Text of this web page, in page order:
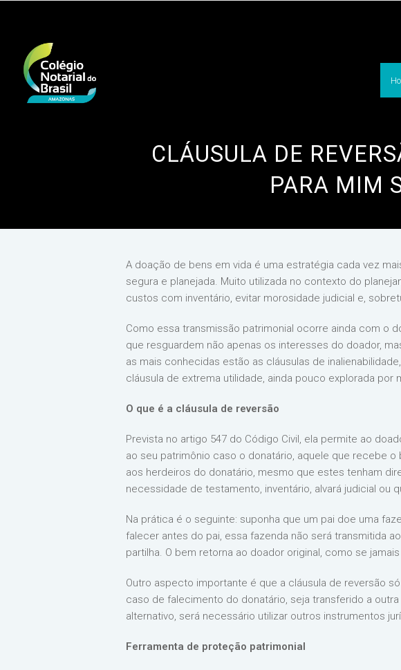
CLÁUSULA DE
PARA MIM
A doação de bens em vida é uma estratégia cada vez
segura e planejada. Muito utilizada no contexto do
custos com inventário, evitar morosidade judicial e,
Como essa transmissão patrimonial ocorre ainda com o
que resguardem não apenas os interesses do doador,
as mais conhecidas estão as cláusulas de
cláusula de extrema utilidade, ainda pouco explorada por
O que é a cláusula de reversão
Prevista no artigo 547 do Código Civil, ela permite ao
ao seu patrimônio caso o donatário, aquele que recebe
aos herdeiros do donatário, mesmo que estes tenham
necessidade de testamento, inventário, alvará judicial ou
Na prática é o seguinte: suponha que um pai doe uma
falecer antes do pai, essa fazenda não será transmitida
partilha. O bem retorna ao doador original, como se
Outro aspecto importante é que a cláusula de reversão
caso de falecimento do donatário, seja transferido a
alternativo, será necessário utilizar outros instrumentos
Ferramenta de proteção patrimonial